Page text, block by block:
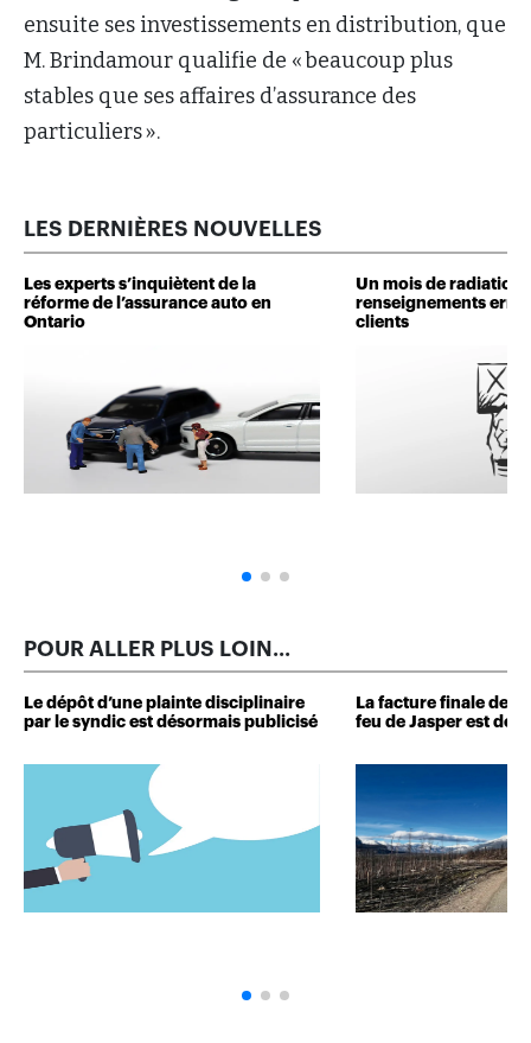
ensuite ses investissements en distribution, que
M. Brindamour qualifie de « beaucoup plus
stables que ses affaires d’assurance des
particuliers ».
LES DERNIÈRES NOUVELLES
Les experts s’inquiètent de la
réforme de l’assurance auto en
Ontario
Un mois de radiation
renseignements
clients
POUR ALLER PLUS LOIN...
Le dépôt d’une plainte disciplinaire
par le syndic est désormais publicisé
La facture finale des
feu de Jasper est